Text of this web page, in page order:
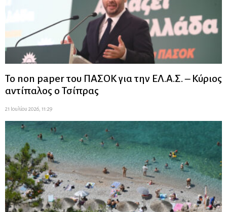
Το non paper του ΠΑΣΟΚ για την ΕΛ.Α.Σ. – Κύριος
αντίπαλος ο Τσίπρας
21 Ιουλίου 2026, 11:29